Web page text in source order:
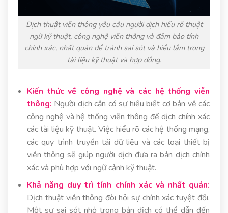
Dịch thuật viễn thông yêu cầu người dịch hiểu rõ thuật
ngữ kỹ thuật, công nghệ viễn thông và đảm bảo tính
chính xác, nhất quán để tránh sai sót và hiểu lầm trong
tài liệu kỹ thuật và hợp đồng.
Kiến thức về công nghệ và các hệ thống viễn
thông: Người dịch cần có sự hiểu biết cơ bản về các
công nghệ và hệ thống viễn thông để dịch chính xác
các tài liệu kỹ thuật. Việc hiểu rõ các hệ thống mạng,
các quy trình truyền tải dữ liệu và các loại thiết bị
viễn thông sẽ giúp người dịch đưa ra bản dịch chính
xác và phù hợp với ngữ cảnh kỹ thuật.
Khả năng duy trì tính chính xác và nhất quán:
Dịch thuật viễn thông đòi hỏi sự chính xác tuyệt đối.
Một sự sai sót nhỏ trong bản dịch có thể dẫn đến